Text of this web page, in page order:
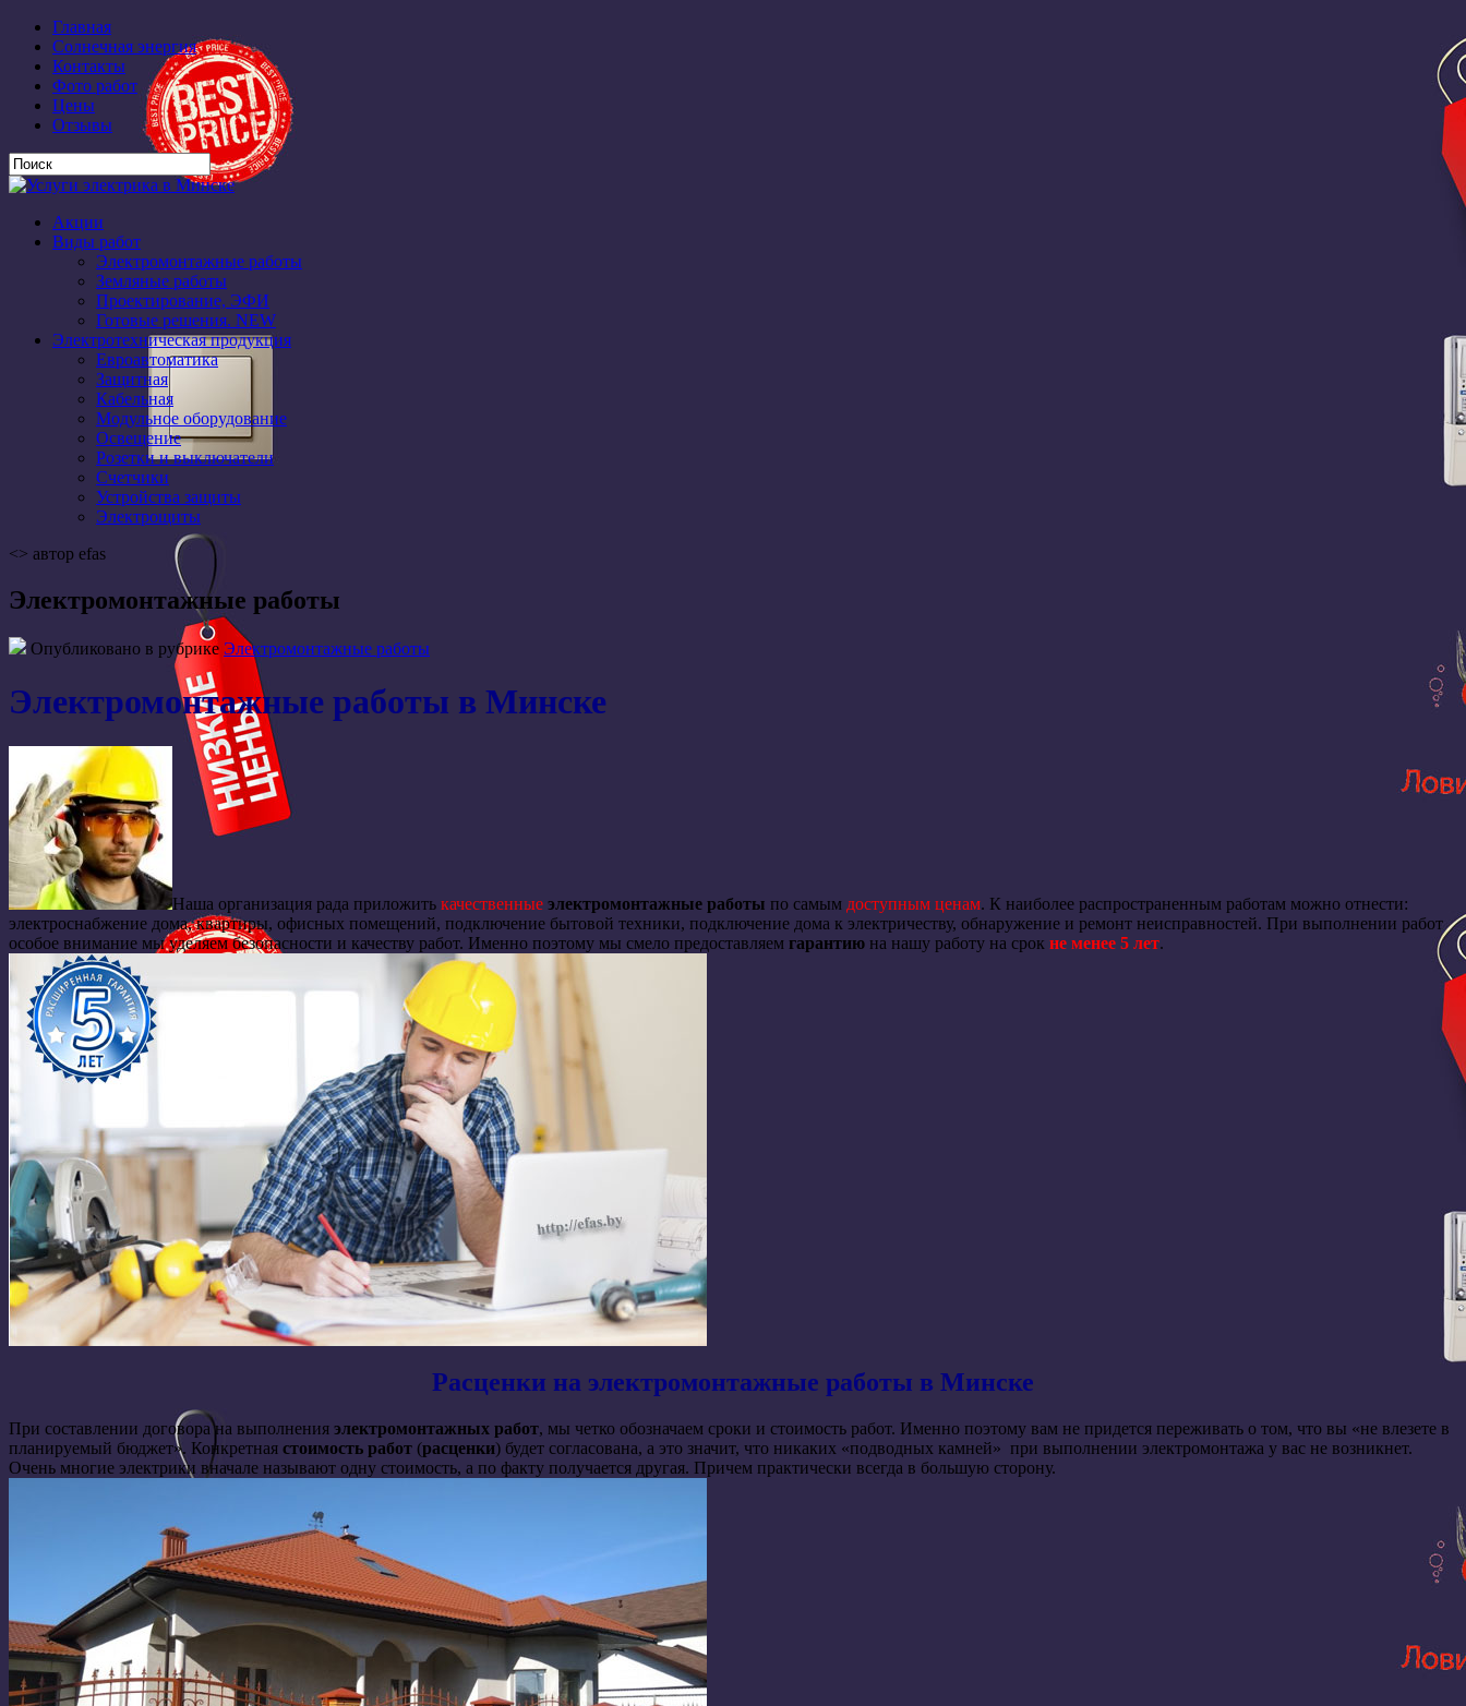
Главная
Солнечная энергия
Контакты
Фото работ
Цены
Отзывы
Акции
Виды работ
Электромонтажные работы
Земляные работы
Проектирование, ЭФИ
Готовые решения. NEW
Электротехническая продукция
Евроавтоматика
Защитная
Кабельная
Модульное оборудование
Освещение
Розетки и выключатели
Счетчики
Устройства защиты
Электрощиты
<> автор efas
Электромонтажные работы
Опубликовано в рубрике Электромонтажные работы
Электромонтажные работы в Минске
Наша организация рада приложить качественные электромонтажные работы по самым доступным ценам. К наиболее распространенным работам можно отнести:
электроснабжение дома, квартиры, офисных помещений, подключение бытовой техники, подключение дома к электричеству, обнаружение и ремонт неисправностей. При выполнении работ
особое внимание мы уделяем безопасности и качеству работ. Именно поэтому мы смело предоставляем гарантию на нашу работу на срок не менее 5 лет.
Расценки на электромонтажные работы в Минске
При составлении договора на выполнения электромонтажных работ, мы четко обозначаем сроки и стоимость работ. Именно поэтому вам не придется переживать о том, что вы «не влезете в
планируемый бюджет». Конкретная стоимость работ (расценки) будет согласована, а это значит, что никаких «подводных камней» при выполнении электромонтажа у вас не возникнет.
Очень многие электрики вначале называют одну стоимость, а по факту получается другая. Причем практически всегда в большую сторону.